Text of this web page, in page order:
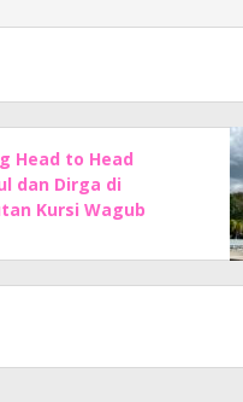
Head to Head
dan Dirga di
Kursi Wagub